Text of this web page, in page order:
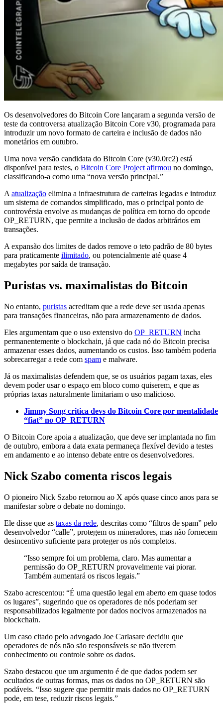
Os desenvolvedores do Bitcoin Core lançaram a segunda versão de
teste da controversa atualização Bitcoin Core v30, programada para
introduzir um novo formato de carteira e inclusão de dados não
monetários em outubro.
Uma nova versão candidata do Bitcoin Core (v30.0rc2) está
disponível para testes, o Bitcoin Core Project afirmou no domingo,
classificando-a como uma “nova versão principal.”
A atualização elimina a infraestrutura de carteiras legadas e introduz
um sistema de comandos simplificado, mas o principal ponto de
controvérsia envolve as mudanças de política em torno do opcode
OP_RETURN, que permite a inclusão de dados arbitrários em
transações.
A expansão dos limites de dados remove o teto padrão de 80 bytes
para praticamente ilimitado, ou potencialmente até quase 4
megabytes por saída de transação.
Puristas vs. maximalistas do Bitcoin
No entanto, puristas acreditam que a rede deve ser usada apenas
para transações financeiras, não para armazenamento de dados.
Eles argumentam que o uso extensivo do OP_RETURN incha
permanentemente o blockchain, já que cada nó do Bitcoin precisa
armazenar esses dados, aumentando os custos. Isso também poderia
sobrecarregar a rede com spam e malware.
Já os maximalistas defendem que, se os usuários pagam taxas, eles
devem poder usar o espaço em bloco como quiserem, e que as
próprias taxas naturalmente limitariam o uso malicioso.
Jimmy Song critica devs do Bitcoin Core por mentalidade
“fiat” no OP_RETURN
O Bitcoin Core apoia a atualização, que deve ser implantada no fim
de outubro, embora a data exata permaneça flexível devido a testes
em andamento e ao intenso debate entre os desenvolvedores.
Nick Szabo comenta riscos legais
O pioneiro Nick Szabo retornou ao X após quase cinco anos para se
manifestar sobre o debate no domingo.
Ele disse que as taxas da rede, descritas como “filtros de spam” pelo
desenvolvedor “calle”, protegem os mineradores, mas não fornecem
desincentivo suficiente para proteger os nós completos.
“Isso sempre foi um problema, claro. Mas aumentar a
permissão do OP_RETURN provavelmente vai piorar.
Também aumentará os riscos legais.”
Szabo acrescentou: “É uma questão legal em aberto em quase todos
os lugares”, sugerindo que os operadores de nós poderiam ser
responsabilizados legalmente por dados nocivos armazenados na
blockchain.
Um caso citado pelo advogado Joe Carlasare decidiu que
operadores de nós não são responsáveis se não tiverem
conhecimento ou controle sobre os dados.
Szabo destacou que um argumento é de que dados podem ser
ocultados de outras formas, mas os dados no OP_RETURN são
podáveis. “Isso sugere que permitir mais dados no OP_RETURN
pode, em tese, reduzir riscos legais.”